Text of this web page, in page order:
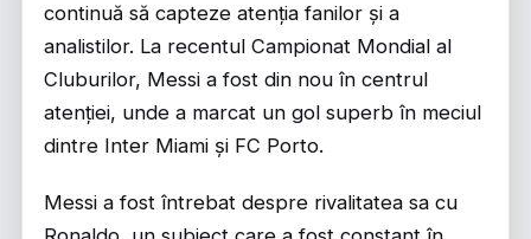
continuă să capteze atenția fanilor și a
analistilor. La recentul Campionat Mondial al
Cluburilor, Messi a fost din nou în centrul
atenției, unde a marcat un gol superb în meciul
dintre Inter Miami și FC Porto.
Messi a fost întrebat despre rivalitatea sa cu